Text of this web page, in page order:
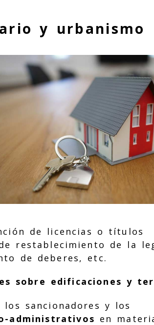
y urbanismo
de licencias o títulos
restablecimiento de la
de deberes, etc.
sobre edificaciones y
los sancionadores y los
administrativos en